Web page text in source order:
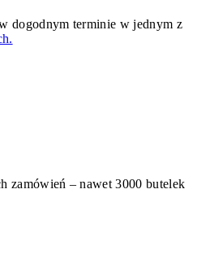
dogodnym terminie w jednym z
zamówień – nawet 3000 butelek